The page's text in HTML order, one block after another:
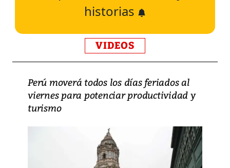
historias
VIDEOS
Perú moverá todos los días feriados al
viernes para potenciar productividad y
turismo